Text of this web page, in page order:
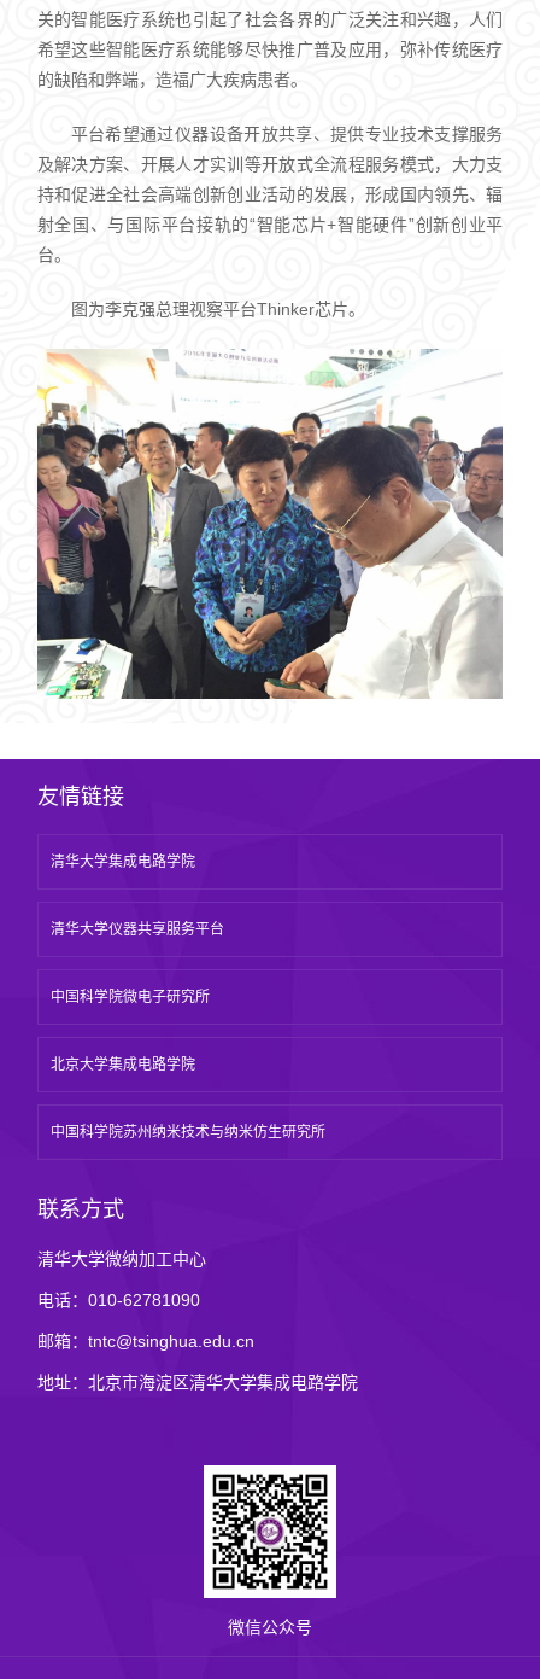
关的智能医疗系统也引起了社会各界的广泛关注和兴趣，人们
希望这些智能医疗系统能够尽快推广普及应用，弥补传统医疗
的缺陷和弊端，造福广大疾病患者。
平台希望通过仪器设备开放共享、提供专业技术支撑服务
及解决方案、开展人才实训等开放式全流程服务模式，大力支
持和促进全社会高端创新创业活动的发展，形成国内领先、辐
射全国、与国际平台接轨的“智能芯片+智能硬件”创新创业平
台。
图为李克强总理视察平台Thinker芯片。
友情链接
清华大学集成电路学院
清华大学仪器共享服务平台
中国科学院微电子研究所
北京大学集成电路学院
中国科学院苏州纳米技术与纳米仿生研究所
联系方式
清华大学微纳加工中心
电话：010-62781090
邮箱：tntc@tsinghua.edu.cn
地址：北京市海淀区清华大学集成电路学院
微信公众号